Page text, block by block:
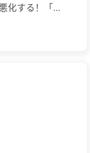
化する！「書